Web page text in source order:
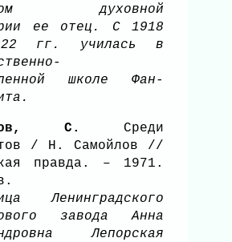
духовной
ее отец. С 1918
гг. училась в
школе Фан-
С.
Среди
/ Н. Самойлов //
правда. – 1971.
Ленинградского
завода Анна
Лепорская